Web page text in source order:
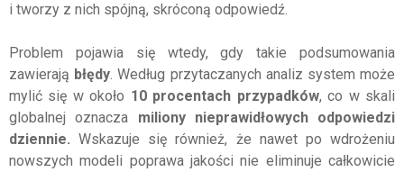
i tworzy z nich spójną, skróconą odpowiedź.
Problem pojawia się wtedy, gdy takie podsumowania
zawierają błędy. Według przytaczanych analiz system może
mylić się w około 10 procentach przypadków, co w skali
globalnej oznacza miliony nieprawidłowych odpowiedzi
dziennie. Wskazuje się również, że nawet po wdrożeniu
nowszych modeli poprawa jakości nie eliminuje całkowicie